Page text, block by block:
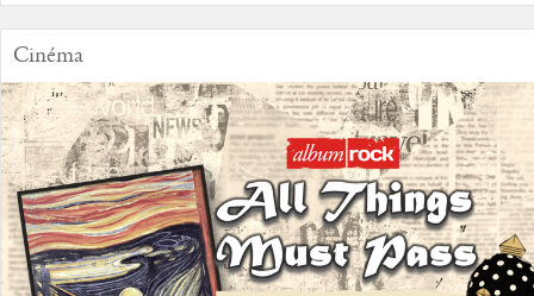
Cinéma